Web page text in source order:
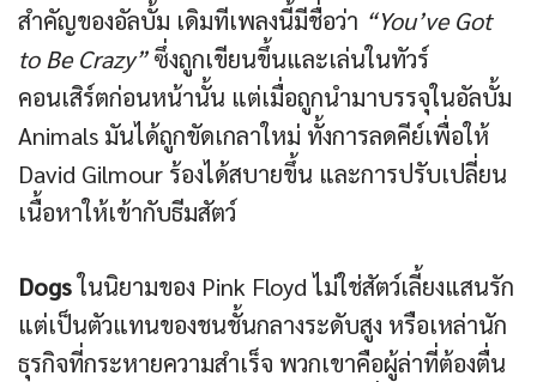
สำคัญของอัลบั้ม เดิมทีเพลงนี้มีชื่อว่า “You’ve Got
to Be Crazy”ซึ่งถูกเขียนขึ้นและเล่นในทัวร์
คอนเสิร์ตก่อนหน้านั้น แต่เมื่อถูกนำมาบรรจุในอัลบั้ม
Animals มันได้ถูกขัดเกลาใหม่ ทั้งการลดคีย์เพื่อให้
David Gilmour ร้องได้สบายขึ้น และการปรับเปลี่ยน
เนื้อหาให้เข้ากับธีมสัตว์
Dogsในนิยามของ Pink Floyd ไม่ใช่สัตว์เลี้ยงแสนรัก
แต่เป็นตัวแทนของชนชั้นกลางระดับสูง หรือเหล่านัก
ธุรกิจที่กระหายความสำเร็จ พวกเขาคือผู้ล่าที่ต้องตื่น